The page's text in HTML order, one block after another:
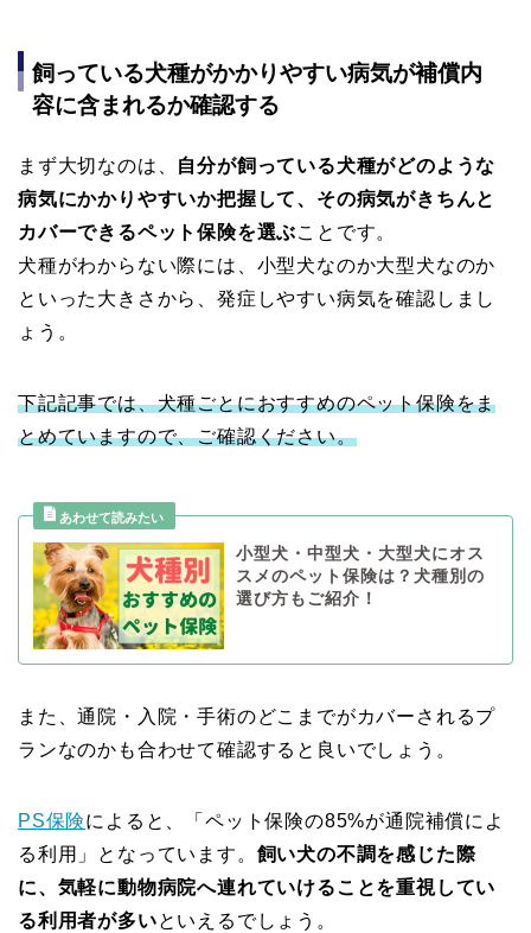
飼っている犬種がかかりやすい病気が補償内
容に含まれるか確認する
まず大切なのは、 自分が飼っている犬種がどのような
病気にかかりやすいか把握して、その病気がきちんと
カバーできるペット保険を選ぶことです。
犬種がわからない際には、小型犬なのか大型犬なのか
といった大きさから、発症しやすい病気を確認しまし
ょう。
下記記事では、犬種ごとにおすすめのペット保険をま
とめていますので、ご確認ください。
小型犬・中型犬・大型犬にオス
スメのペット保険は？犬種別の
選び方もご紹介！
また、通院・入院・手術のどこまでがカバーされるプ
ランなのかも合わせて確認すると良いでしょう。
PS保険によると、「ペット保険の85%が通院補償によ
る利用」となっています。 飼い犬の不調を感じた際
に、気軽に動物病院へ連れていけることを重視してい
る利用者が多いといえるでしょう。